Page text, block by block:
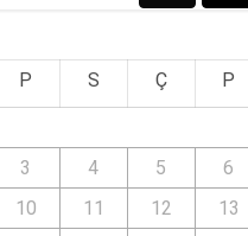
P S Ç P
3
4 5 6
10
11 12 13